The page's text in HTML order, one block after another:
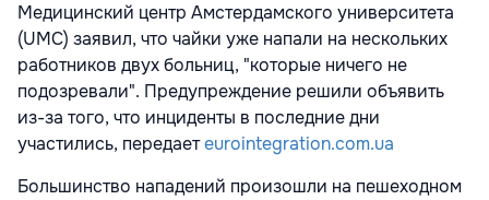
Медицинский центр Амстердамского университета
(UMC) заявил, что чайки уже напали на нескольких
работников двух больниц, "которые ничего не
подозревали". Предупреждение решили объявить
из-за того, что инциденты в последние дни
участились, передаетeurointegration.com.ua
Большинство нападений произошли на пешеходном